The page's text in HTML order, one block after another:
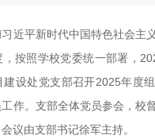
近平新时代中国特色社会主
，按照学校党委统一部署，
建设处党支部召开2025年度
作。支部全体党员参会，校
议由支部书记徐军主持。